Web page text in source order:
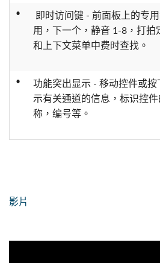
•
即时访问键 - 前面板上的专
用，下一个，静音 1-8，打拍
和上下文菜单中费时查找。
•
功能突出显示 - 移动控件或
示有关通道的信息，标识控
称，编号等。
影片